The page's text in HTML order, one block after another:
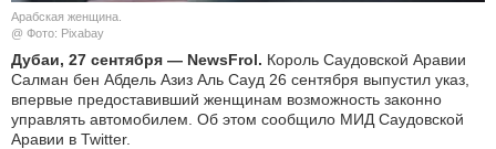
ЭГОИЗМ
БЛОГ
Арабская женщина.
@ Фото: Pixabay
Дубаи, 27 сентября — NewsFrol. Король Саудовской Аравии
Салман бен Абдель Азиз Аль Сауд 26 сентября выпустил указ,
впервые предоставивший женщинам возможность законно
управлять автомобилем. Об этом сообщило МИД Саудовской
Аравии в Twitter.